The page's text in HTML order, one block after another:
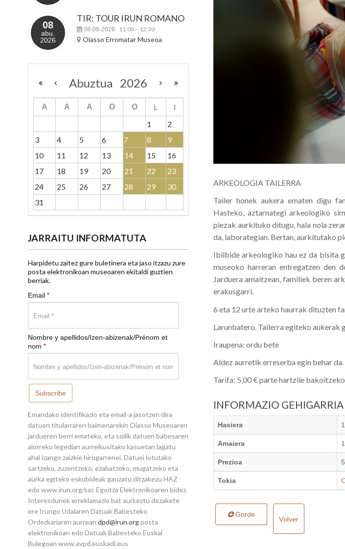
ARKEOLOGIA TAILERRA
Tailer honek aukera ematen digu
Hasteko, aztarnategi arkeologiko
piezak aurkituko ditugu, hala nola
da, laborategian. Bertan, aurkitutako
Ibilbide arkeologiko hau ez da bisita
museoko harreran entregatzen den
Jarduera amaitzean, familiek beren
erakusgarri.
6 eta 12 urte arteko haurrak dituzten
Larunbatero. Tailerra egiteko
Iraupena: ordu bete
Aldez aurretik erreserba egin behar da.
Tarifa: 5,00 € parte hartzile bakoitzeko
INFORMAZIO GEHIGARRIA
Hasiera
Amaiera
Prezioa
Tokia
Gorde
Volver
08
abu.
2026
TIR: TOUR IRUN ROMANO
08-08-2026 11:00- 12:30
Oiasso Erromatar Museoa
Abuztua 2026
A A A O O L
I
1
2
3
4 5 6 7 8
9
10
11 12 13 14 15
16
17
18 19 20 21 22
23
24
25 26 27 28 29
30
31
JARRAITU INFORMATUTA
Harpidetu zaitez gure buletinera eta jaso itzazu zure
posta elektronikoan museoaren ekitaldi guztien
berriak.
Email *
Nombre y apellidos/Izen-abizenak/Prénom et
nom *
Subscribe
Emandako identifikazio eta email-a jasotzen dira
datuen titularraren baimenarekin Oiasso Museoaren
jardueren berri emateko, eta soilik datuen babesaren
alorreko legedian aurreikusitako kasuetan lagatu
ahal izango zaizkie hirugarrenei. Datuei lotutako
sartzeko, zuzentzeko, ezabatzeko, mugatzeko eta
aurka egiteko eskubideak gauzatu ditzakezu HAZ
edo www.irun.org/sac Egoitza Elektronikoaren bidez.
Interesdunek erreklamazio bat aurkeztu dezakete
ere Irungo Udalaren Datuak Babesteko
Ordezkariaren aurrean dpd@irun.orgposta
elektronikoan edo Datuak Babesteko Euskal
Bulegoan www.avpd.euskadi.eus